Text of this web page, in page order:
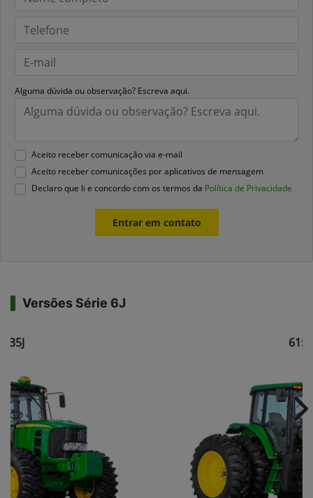
Alguma dúvida ou observação? Escreva aqui.
Aceito receber comunicação via e-mail
Aceito receber comunicações por aplicativos de mensagem
Declaro que li e concordo com os termos da Política de Privacidade
Entrar em contato
Versões Série 6J